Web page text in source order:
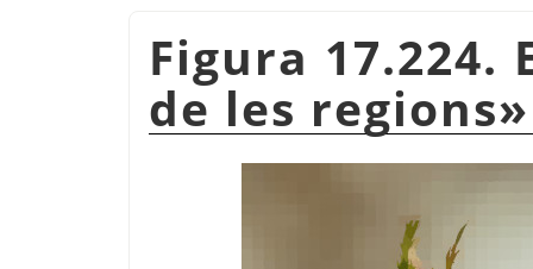
Figura
de les regions»